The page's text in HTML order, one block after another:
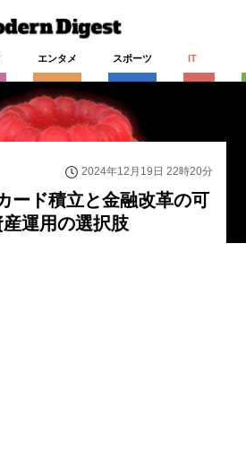
エンタメ スポーツ IT
2024年12月19日 22時20分
ード積立と金融改革の可
運用の選択肢